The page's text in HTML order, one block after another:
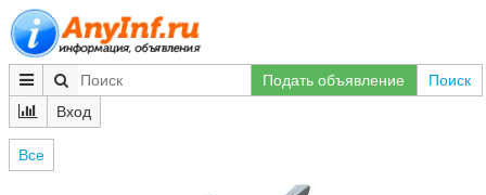
Подать объявление
Поиск
Вход
Все